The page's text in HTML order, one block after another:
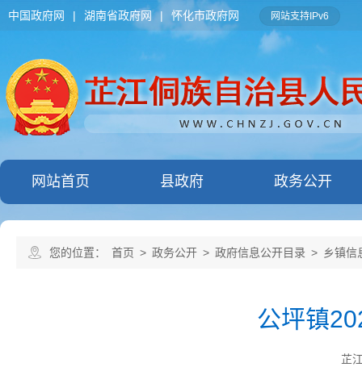
中国政府网 | 湖南省政府网 | 怀化市政府网 网站支持IPv6
网站首页 县政府 政务公开
您的位置： 首页 > 政务公开 > 政府信息公开目录 > 乡镇信
公坪镇
芷